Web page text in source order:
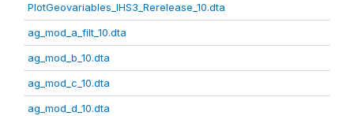
PlotGeovariables_IHS3_Rerelease_10.dta
ag_mod_a_filt_10.dta
ag_mod_b_10.dta
ag_mod_c_10.dta
ag_mod_d_10.dta